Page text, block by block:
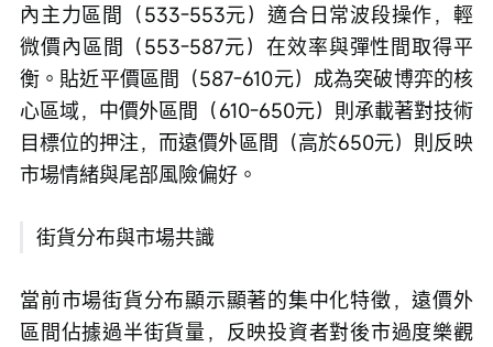
內主力區間（533-553元）適合日常波段操作，輕
微價內區間（553-587元）在效率與彈性間取得平
衡。貼近平價區間（587-610元）成為突破博弈的核
心區域，中價外區間（610-650元）則承載著對技術
目標位的押注，而遠價外區間（高於650元）則反映
市場情緒與尾部風險偏好。
街貨分布與市場共識
當前市場街貨分布顯示顯著的集中化特徵，遠價外
區間佔據過半街貨量，反映投資者對後市過度樂觀